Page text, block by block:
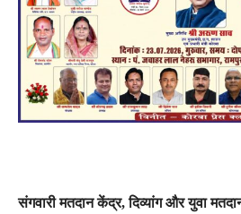
संगवारी मतदान केंद्र, दिव्यांग और युवा